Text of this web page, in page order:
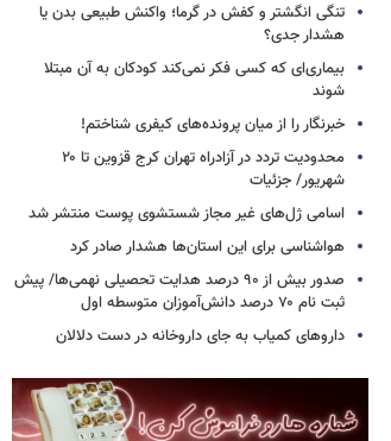
تنگی انگشتر و کفش در گرما؛ واکنش طبیعی بدن یا
هشدار جدی؟
بیماری‌ای که کسی فکر نمی‌کند کودکان به آن مبتلا
شوند
خبرنگار را از میان پرونده‌های کیفری شناختم!
محدودیت تردد در آزادراه تهران کرج قزوین تا ۲۰
شهریور/ جزئیات
اسامی ژل‌های غیر مجاز شستشوی پوست منتشر شد
هواشناسی برای این استان‌ها هشدار صادر کرد
صدور بیش از ۹۰ درصد هدایت تحصیلی نهمی‌ها/ پیش
ثبت نام ۷۰ درصد دانش‌آموزان متوسطه اول
داروهای کمیاب به جای داروخانه در دست دلالان